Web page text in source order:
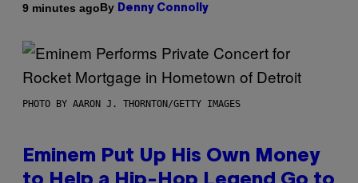
9 minutes agoBy Denny Connolly
PHOTO BY AARON J. THORNTON/GETTY IMAGES
Eminem Put Up His Own Money